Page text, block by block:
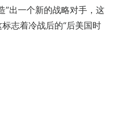
”出一个新的战略对手，这
志着冷战后的“后美国时